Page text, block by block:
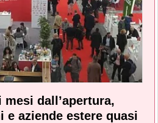
mesi dall’apertura,
e aziende estere quasi